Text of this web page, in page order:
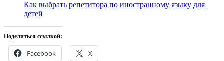
Как выбрать репетитора по иностранному языку для
детей
Поделиться ссылкой:
Facebook X